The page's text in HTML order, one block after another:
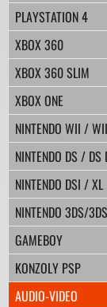
PLAYSTATION 4
XBOX 360
XBOX 360 SLIM
XBOX ONE
NINTENDO WII /
NINTENDO DS / DS
NINTENDO DSI / XL
NINTENDO 3DS/
GAMEBOY
KONZOLY PSP
AUDIO-VIDEO